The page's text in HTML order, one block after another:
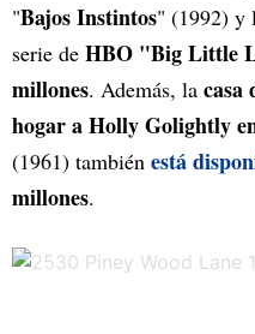
"Bajos Instintos" (1992) y
serie de HBO "Big Little
millones. Además, la casa
hogar a Holly Golightly
(1961) también está
millones.